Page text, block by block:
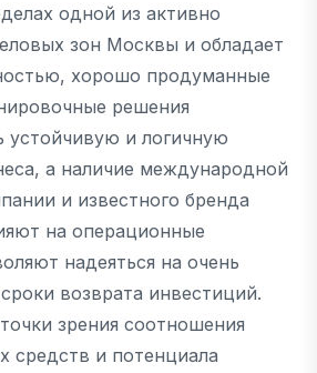
одной из активно
зон Москвы и обладает
хорошо продуманные
решения
устойчивую и логичную
а наличие международной
и известного бренда
на операционные
надеяться на очень
возврата инвестиций.
зрения соотношения
средств и потенциала